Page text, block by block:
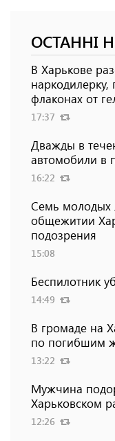
ОСТАННІ
В Харькове
флаконах от
17:37
Дважды в
автомобили в
16:22
Семь молодых
общежитии
подозрения
15:08
Беспилотник
14:49
В громаде на
по погибшим
13:22
Мужчина
Харьковском
12:26